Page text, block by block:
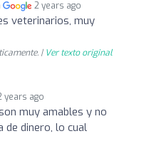
2 years ago
veterinarios, muy
| Ver texto original
years ago
muy amables y no
de dinero, lo cual